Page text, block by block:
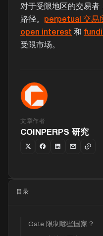
对于受限地区的交易者
路径。 perpetual 交易
open interest 和
受限市场。
文章作者
COINPERPS 研究
目录
Gate 限制哪些国家？